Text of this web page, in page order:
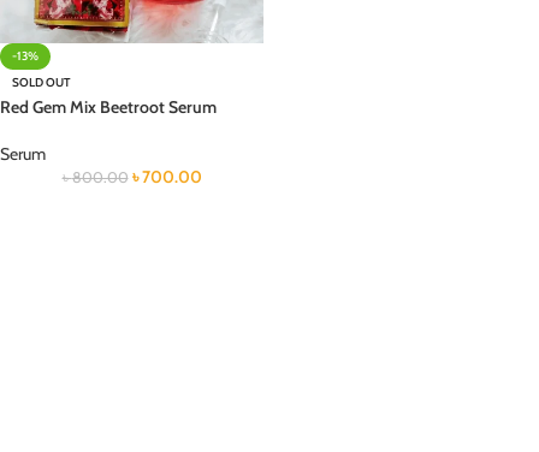
-13%
SOLD OUT
Red Gem Mix Beetroot Serum
Serum
৳800.00 ৳700.00